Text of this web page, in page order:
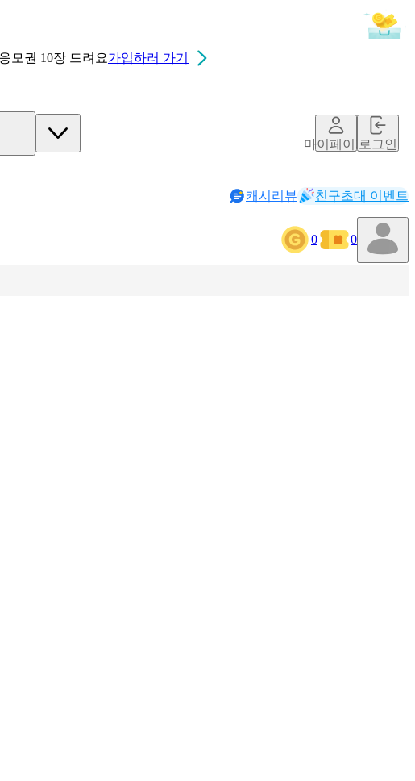
모권 10장 드려요가입하러 가기
마이페이지로그인
캐시리뷰 친구초대 이벤트
0 0